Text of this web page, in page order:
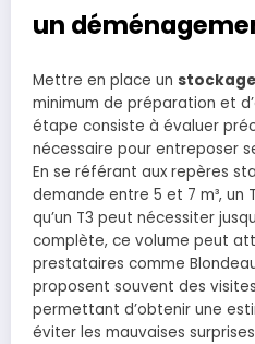
un
Mettre en place un stockage
minimum de préparation et
étape consiste à évaluer
nécessaire pour entreposer
En se référant aux repères
demande entre 5 et 7 m³, un
qu’un T3 peut nécessiter
complète, ce volume peut
prestataires comme
proposent souvent des
permettant d’obtenir une
éviter les mauvaises